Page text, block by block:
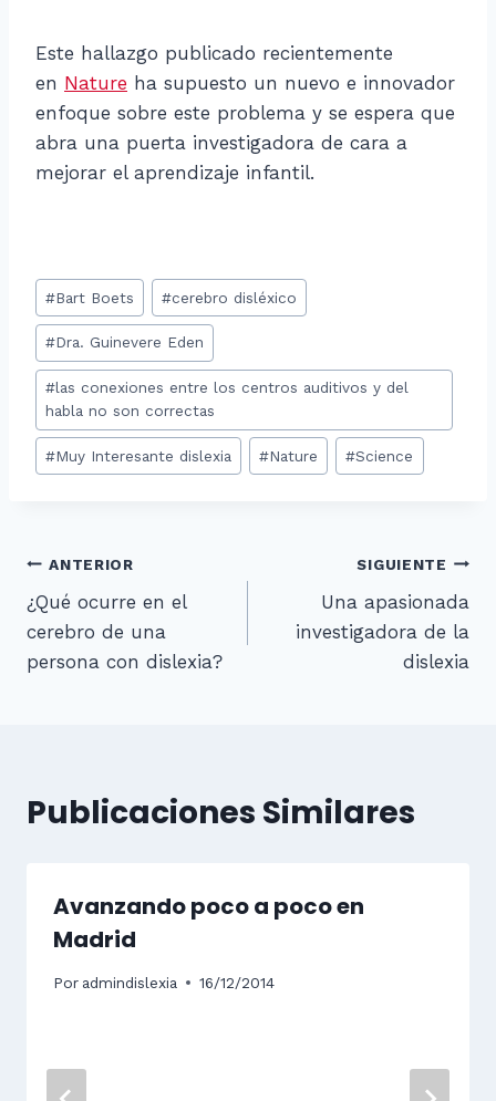
Este hallazgo publicado recientemente
en Nature ha supuesto un nuevo e innovador
enfoque sobre este problema y se espera que
abra una puerta investigadora de cara a
mejorar el aprendizaje infantil.
Etiquetas
de
la
entrada:
#Bart Boets #cerebro disléxico
#Dra. Guinevere Eden
#las conexiones entre los centros auditivos y del
habla no son correctas
#Muy Interesante dislexia #Nature #Science
Navegación
de
entradas
ANTERIOR
¿Qué ocurre en el
cerebro de una
persona con dislexia?
SIGUIENTE
Una apasionada
investigadora de la
dislexia
Publicaciones Similares
Avanzando poco a poco en
Madrid
Por admindislexia 16/12/2014